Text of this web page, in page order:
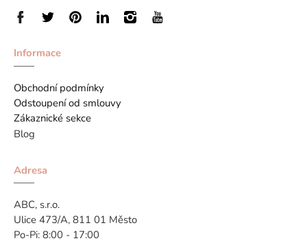
Informace
Obchodní podmínky
Odstoupení od smlouvy
Zákaznické sekce
Blog
Adresa
ABC, s.r.o.
Ulice 473/A, 811 01 Město
Po-Pi: 8:00 - 17:00